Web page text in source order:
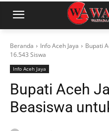
Beranda Info Aceh Jaya
Bupati
16.543 Siswa
Info Aceh Jaya
Bupati Aceh
Beasiswa